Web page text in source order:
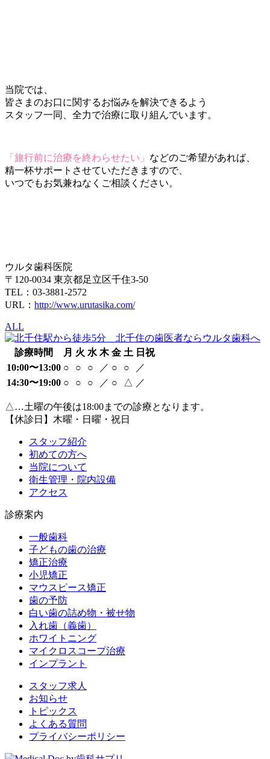
当院では、
皆さまのお口に関するお悩みを解決できるよう
スタッフ一同、全力で治療に取り組んでいます。
「旅行前に治療を終わらせたい」 などのご希望があれば、
精一杯サポートさせていただきますので、
いつでもお気兼ねなくご相談ください。
ウルタ歯科医院
〒120-0034 東京都足立区千住3-50
TEL：03-3881-2572
URL： http://www.urutasika.com/
ALL
診療時間 月 火 水 木 金 土 日祝
10:00〜13:00 ○ ○ ○ ／ ○ ○
／
14:30〜19:00 ○ ○ ○ ／ ○ △ ／
△…土曜の午後は18:00までの診療となります。
【休診日】木曜・日曜・祝日
スタッフ紹介
初めての方へ
当院について
衛生管理・院内設備
アクセス
診療案内
一般歯科
子どもの歯の治療
矯正治療
小児矯正
マウスピース矯正
歯の予防
白い歯の詰め物・被せ物
入れ歯（義歯）
ホワイトニング
マイクロスコープ治療
インプラント
スタッフ求人
お知らせ
トピックス
よくある質問
プライバシーポリシー